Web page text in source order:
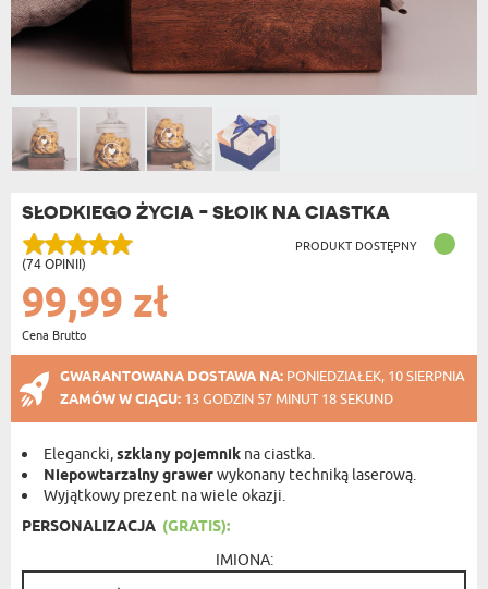
SŁODKIEGO ŻYCIA - SŁOIK NA CIASTKA
(74 OPINII)
PRODUKT DOSTĘPNY
99,99 zł
Cena Brutto
GWARANTOWANA DOSTAWA NA: PONIEDZIAŁEK, 10 SIERPNIA
ZAMÓW W CIĄGU: 13 GODZIN 57 MINUT 18 SEKUND
Elegancki,szklany pojemnik na ciastka.
Niepowtarzalny grawerwykonany techniką laserową.
Wyjątkowy prezent na wiele okazji.
PERSONALIZACJA (GRATIS):
IMIONA: